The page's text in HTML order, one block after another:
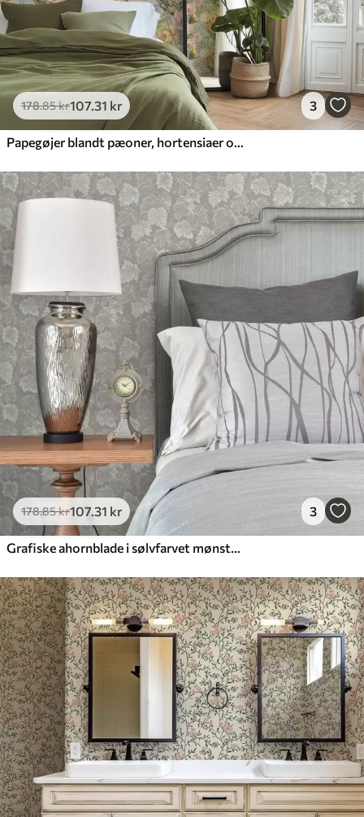
178.85kr107.31 kr 3
Papegøjer blandt pæoner, hortensiaer og magnolier
178.85kr107.31 kr 3
Grafiske ahornblade i sølvfarvet mønster på grå baggrund